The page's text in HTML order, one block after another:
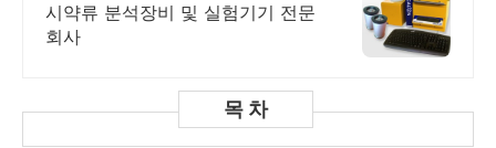
시약류 분석장비 및 실험기기 전문
회사